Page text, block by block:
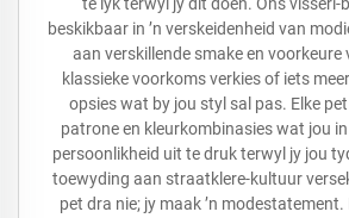
beskikbaar in ’n verskeidenheid van
aan verskillende smake en voorkeure
klassieke voorkoms verkies of iets
opsies wat by jou styl sal pas. Elke
patrone en kleurkombinasies wat jou
persoonlikheid uit te druk terwyl jy jou
toewyding aan straatklere-kultuur
pet dra nie; jy maak ’n modestatement.